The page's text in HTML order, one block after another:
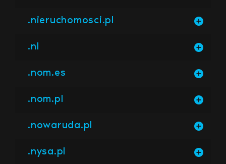
.nieruchomosci.pl
.nl
.nom.es
.nom.pl
.nowaruda.pl
.nysa.pl